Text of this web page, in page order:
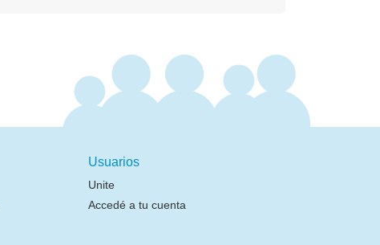
Usuarios
Unite
Accedé a tu cuenta